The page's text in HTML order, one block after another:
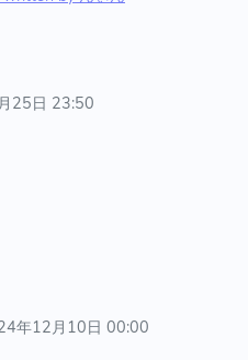
25日 23:50
年12月10日 00:00